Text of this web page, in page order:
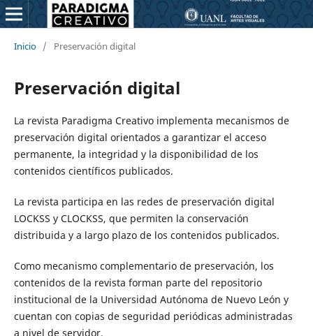
Inicio / Preservación digital
Preservación digital
La revista Paradigma Creativo implementa mecanismos de
preservación digital orientados a garantizar el acceso
permanente, la integridad y la disponibilidad de los
contenidos científicos publicados.
La revista participa en las redes de preservación digital
LOCKSS y CLOCKSS, que permiten la conservación
distribuida y a largo plazo de los contenidos publicados.
Como mecanismo complementario de preservación, los
contenidos de la revista forman parte del repositorio
institucional de la Universidad Autónoma de Nuevo León y
cuentan con copias de seguridad periódicas administradas
a nivel de servidor.